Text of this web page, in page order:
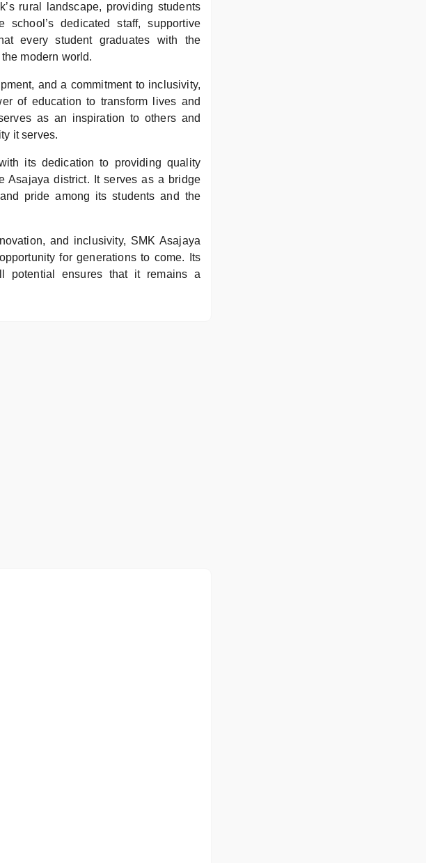
rural landscape, providing students
dedicated staff, supportive
every student graduates with the
modern world.
and a commitment to inclusivity,
of education to transform lives and
as an inspiration to others and
it serves.
its dedication to providing quality
Asajaya district. It serves as a bridge
pride among its students and the
and inclusivity, SMK Asajaya
for generations to come. Its
potential ensures that it remains a